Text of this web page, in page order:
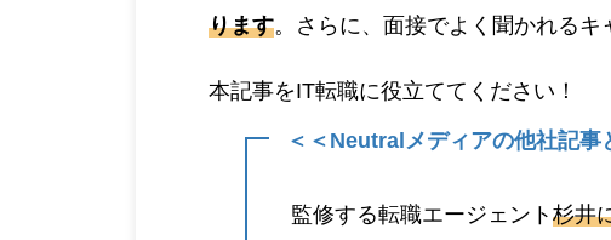
ります。さらに、面接でよく聞かれるキ
本記事をIT転職に役立ててください！
＜＜Neutralメディアの他社記事
監修する転職エージェント 杉井